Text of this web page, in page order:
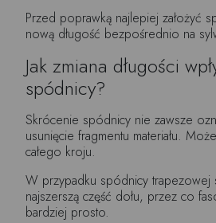
Przed poprawką najlepiej założyć
nową długość bezpośrednio na
Jak zmiana długości
spódnicy?
Skrócenie spódnicy nie zawsze
usunięcie fragmentu materiału.
całego kroju.
W przypadku spódnicy trapezowej
najszerszą część dołu, przez co
bardziej prosto.